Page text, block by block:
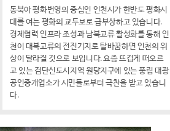
동북아 평화번영의 중심인 인천시가 한반도 평화시
대를 여는 평화의 교두보로 급부상하고 있습니다.
경제협력 인프라 조성과 남북교류 활성화를 통해 인
천이 대북교류의 전진기지로 탈바꿈하면 인천의 위
상이 달라질 것으로 보입니다. 요즘 뜨겁게 떠오르
고 있는 검단신도시지역 원당지구에 있는 풍림 대광
공인중개업소가 시민들로부터 극찬을 받고 있습니
다.